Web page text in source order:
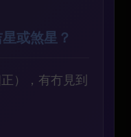
或煞星？
），有冇見到